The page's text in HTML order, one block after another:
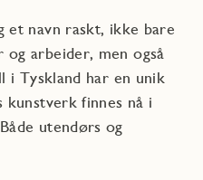
et navn raskt, ikke bare
arbeider, men også
i Tyskland har en unik
kunstverk finnes nå i
utendørs og